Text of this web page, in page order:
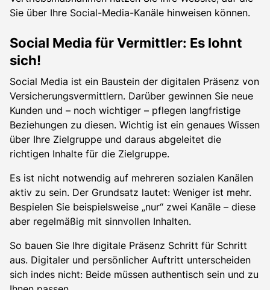
Sie über Ihre Social-Media-Kanäle hinweisen können.
Social Media für Vermittler: Es lohnt
sich!
Social Media ist ein Baustein der digitalen Präsenz von
Versicherungsvermittlern. Darüber gewinnen Sie neue
Kunden und – noch wichtiger – pflegen langfristige
Beziehungen zu diesen. Wichtig ist ein genaues Wissen
über Ihre Zielgruppe und daraus abgeleitet die
richtigen Inhalte für die Zielgruppe.
Es ist nicht notwendig auf mehreren sozialen Kanälen
aktiv zu sein. Der Grundsatz lautet: Weniger ist mehr.
Bespielen Sie beispielsweise „nur“ zwei Kanäle – diese
aber regelmäßig mit sinnvollen Inhalten.
So bauen Sie Ihre digitale Präsenz Schritt für Schritt
aus. Digitaler und persönlicher Auftritt unterscheiden
sich indes nicht: Beide müssen authentisch sein und zu